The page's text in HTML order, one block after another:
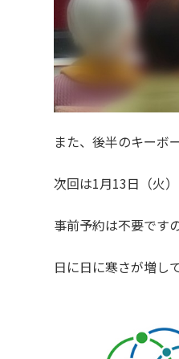
また、後半のキーボ
次回は1月13日（火
事前予約は不要です
日に日に寒さが増し